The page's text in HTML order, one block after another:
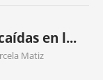
en l...
Matiz